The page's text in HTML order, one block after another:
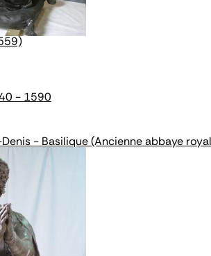
- 1590
- Basilique (Ancienne abbaye